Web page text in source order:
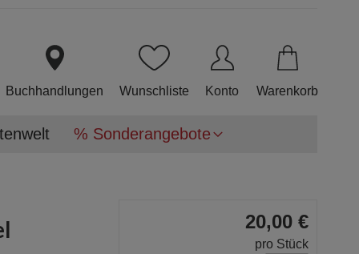
Buchhandlungen Wunschliste Konto Warenkorb
% Sonderangebote
20,00 €
pro Stück